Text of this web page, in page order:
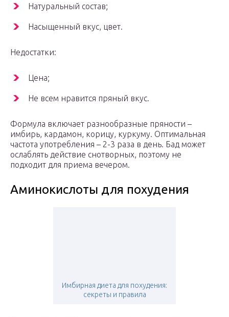
Натуральный состав;
Насыщенный вкус, цвет.
Недостатки:
Цена;
Не всем нравится пряный вкус.
Формула включает разнообразные пряности –
имбирь, кардамон, корицу, куркуму. Оптимальная
частота употребления – 2-3 раза в день. Бад может
ослаблять действие снотворных, поэтому не
подходит для приема вечером.
Аминокислоты для похудения
Имбирная диета для похудения:
секреты и правила